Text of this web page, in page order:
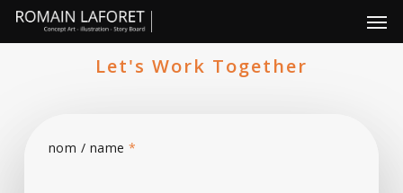
Skip
main
Let's Work Together
nom / name*